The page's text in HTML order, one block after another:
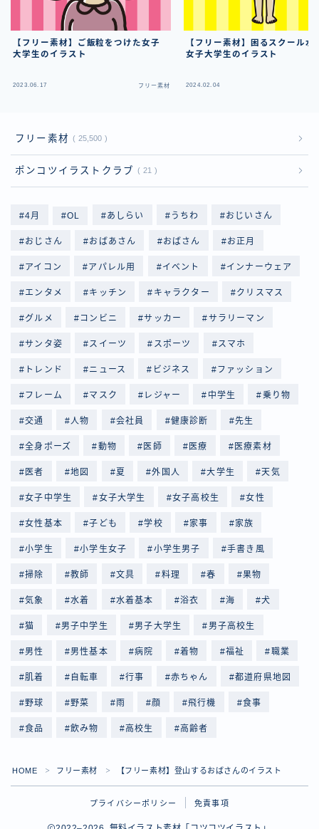
Follow Me
【フリー素材】ご飯粒をつけた女子
大学生のイラスト
2023.06.17 フリー素材
【フリー素材】困るスクール水
女子大学生のイラスト
2024.02.04
フリー素材 25,500
ポンコツイラストクラブ 21
4月 OL あしらい うちわ おじいさん
おじさん おばあさん おばさん お正月
アイコン アパレル用 イベント インナーウェア
エンタメ キッチン キャラクター クリスマス
グルメ コンビニ サッカー サラリーマン
サンタ姿 スイーツ スポーツ スマホ
トレンド ニュース ビジネス ファッション
フレーム マスク レジャー 中学生 乗り物
交通 人物 会社員 健康診断 先生
全身ポーズ 動物 医師 医療 医療素材
医者 地図 夏 外国人 大学生 天気
女子中学生 女子大学生 女子高校生 女性
女性基本 子ども 学校 家事 家族
小学生 小学生女子 小学生男子 手書き風
掃除 教師 文具 料理 春 果物
気象 水着 水着基本 浴衣 海 犬
猫 男子中学生 男子大学生 男子高校生
男性 男性基本 病院 着物 福祉 職業
肌着 自転車 行事 赤ちゃん 都道府県地図
野球 野菜 雨 顔 飛行機 食事
食品 飲み物 高校生 高齢者
HOME ＞ フリー素材 ＞ 【フリー素材】登山するおばさんのイラスト
プライバシーポリシー 免責事項